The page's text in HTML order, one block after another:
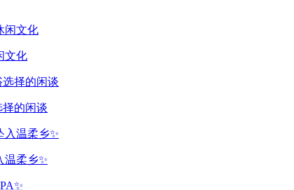
文化
的闲谈
温柔乡✨